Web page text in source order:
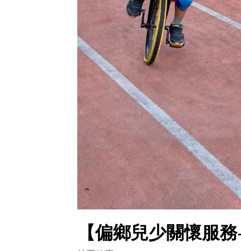
【偏鄉兒少關懷服